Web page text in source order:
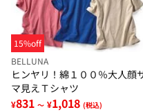
15%off
BELLUNA
ヒンヤリ！綿１００％大人顔
マ見えＴシャツ
¥831 ～ ¥1,018 (税込)